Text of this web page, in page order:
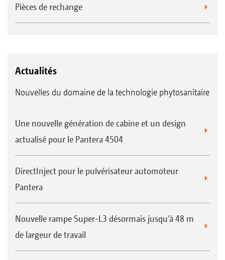
Pièces de rechange
Actualités
Nouvelles du domaine de la technologie phytosanitaire
Une nouvelle génération de cabine et un design
actualisé pour le Pantera 4504
DirectInject pour le pulvérisateur automoteur
Pantera
Nouvelle rampe Super-L3 désormais jusqu'à 48 m
de largeur de travail